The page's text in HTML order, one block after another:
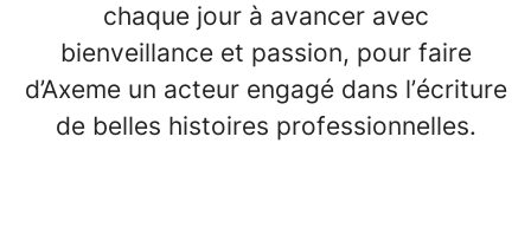
chaque jour à avancer avec
bienveillance et passion, pour faire
d’Axeme un acteur engagé dans l’écriture
de belles histoires professionnelles.